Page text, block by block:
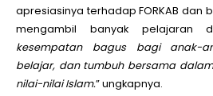
apresiasinya terhadap FORKAB dan
mengambil banyak pelajaran
kesempatan bagus bagi anak-
belajar, dan tumbuh bersama
nilai-nilai Islam.” ungkapnya.